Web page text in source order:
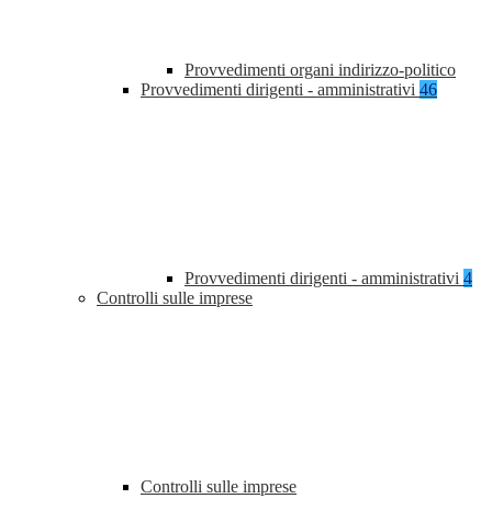
Provvedimenti organi indirizzo-politico
Provvedimenti dirigenti - amministrativi 46
Provvedimenti dirigenti - amministrativi 4
Controlli sulle imprese
Controlli sulle imprese